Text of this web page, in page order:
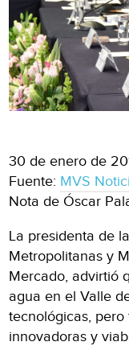
30 de enero de
Fuente: MVS
Nota de Óscar
La presidenta de
Metropolitanas y
Mercado, advirtió
agua en el Valle
tecnológicas,
innovadoras y